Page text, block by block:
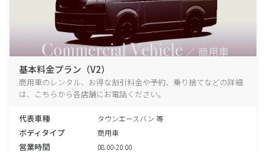
基本料金プラン（V2）
商用車のレンタル、お得な割引料金や予約、乗り捨てなどの詳細
は、こちらから各店舗にお電話ください。
代表車種 タウンエースバン 等
ボディタイプ 商用車
営業時間 08:00-20:00